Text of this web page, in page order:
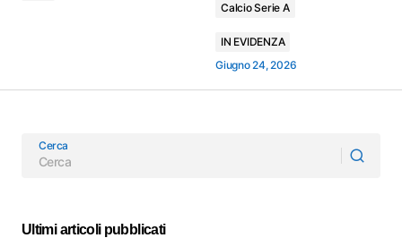
Calcio Serie A
IN EVIDENZA
Giugno 24, 2026
Cerca
Ultimi articoli pubblicati